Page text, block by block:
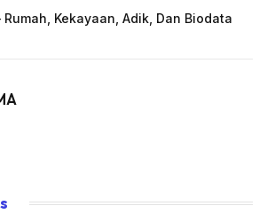
Kekayaan, Adik, Dan Biodata